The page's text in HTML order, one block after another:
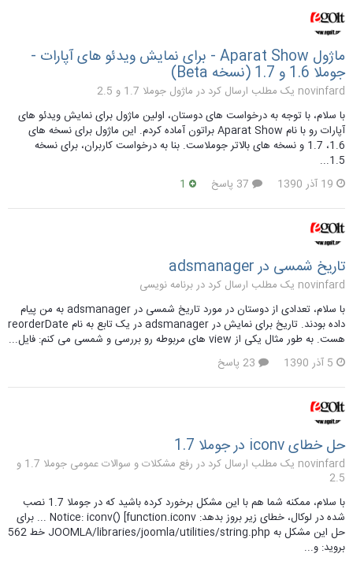
ماژول Aparat Show - برای نمایش ویدئو های آپارات -
جوملا 1.6 و 1.7 (نسخه Beta)
novinfard یک مطلب ارسال کرد در
ماژول جوملا 1.7 و 2.5
با سلام، با توجه به درخواست های دوستان، اولین ماژول برای نمایش ویدئو های
آپارات رو با نام Aparat Show براتون آماده کردم. این ماژول برای نسخه های
1.6، 1.7 و نسخه های بالاتر جوملاست. بنا به درخواست کاربران، برای نسخه
1.5...
19 آذر 1390
تاریخ شمسی در adsmanager
novinfard یک مطلب ارسال کرد در
برنامه نویسی
با سلام، تعدادی از دوستان در مورد تاریخ شمسی در adsmanager به من پیام
داده بودند. تاریخ برای نمایش در adsmanager در یک تابع به نام reorderDate
هست. به طور مثال یکی از view های مربوطه رو بررسی و شمسی می کنم: فایل...
5 آذر 1390
حل خطای iconv در جوملا 1.7
novinfard یک مطلب ارسال کرد در
رفع مشکلات و سوالات عمومی جوملا 1.7 و
2.5
با سلام، ممکنه شما هم با این مشکل برخورد کرده باشید که در جوملا 1.7 نصب
شده در لوکال، خطای زیر بروز بدهد: Notice: iconv() [function.iconv ... برای
حل این مشکل به JOOMLA/libraries/joomla/utilities/string.php خط 562
بروید: و...